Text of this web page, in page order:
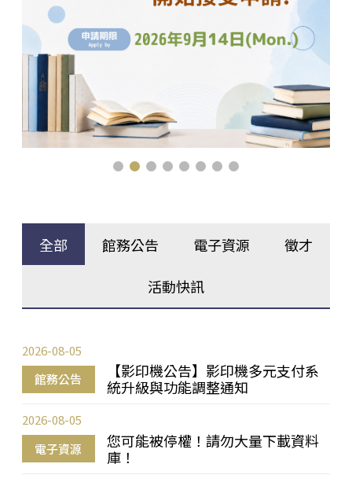
全部 館務公告 電子資源 徵才
活動快訊
館務公告
【影印機公告】影印機多元支付系
統升級與功能調整通知
2026-08-05
電子資源
您可能被停權！請勿大量下載資料
庫！
2026-08-05